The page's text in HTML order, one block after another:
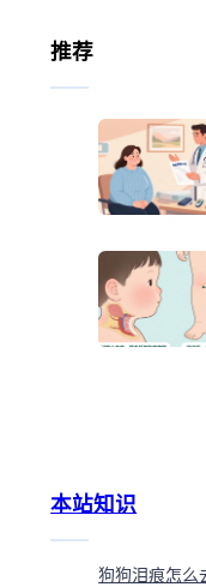
推荐
本站知识
狗狗泪痕怎么